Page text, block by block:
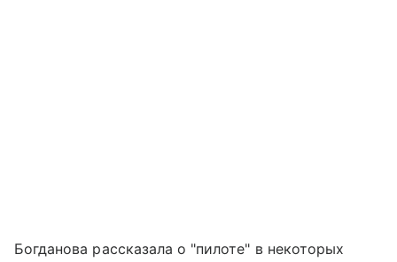
Богданова рассказала о "пилоте" в некоторых